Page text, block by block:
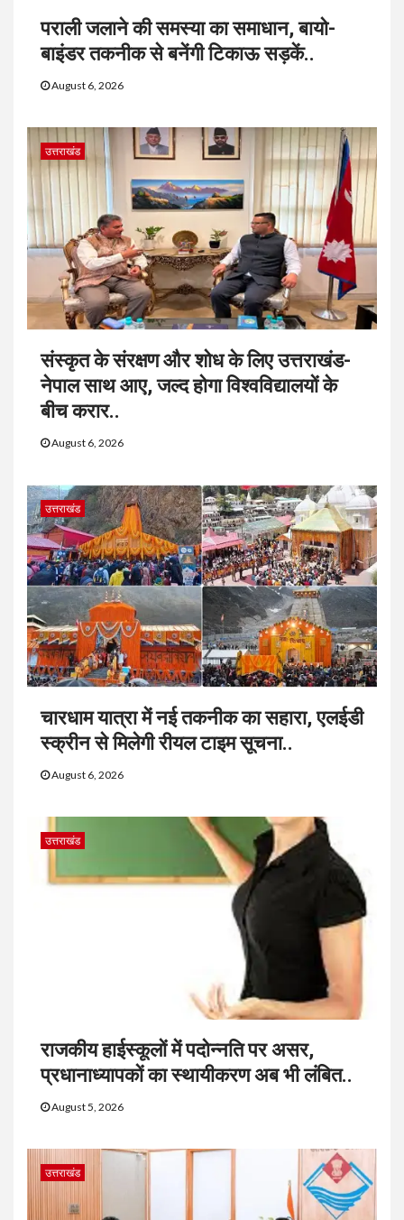
पराली जलाने की समस्या का समाधान, बायो-
बाइंडर तकनीक से बनेंगी टिकाऊ सड़कें..
August 6, 2026
उत्तराखंड
संस्कृत के संरक्षण और शोध के लिए उत्तराखंड-
नेपाल साथ आए, जल्द होगा विश्वविद्यालयों के
बीच करार..
August 6, 2026
उत्तराखंड
चारधाम यात्रा में नई तकनीक का सहारा, एलईडी
स्क्रीन से मिलेगी रीयल टाइम सूचना..
August 6, 2026
उत्तराखंड
राजकीय हाईस्कूलों में पदोन्नति पर असर,
प्रधानाध्यापकों का स्थायीकरण अब भी लंबित..
August 5, 2026
उत्तराखंड